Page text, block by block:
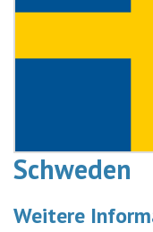
Schweden
Weitere